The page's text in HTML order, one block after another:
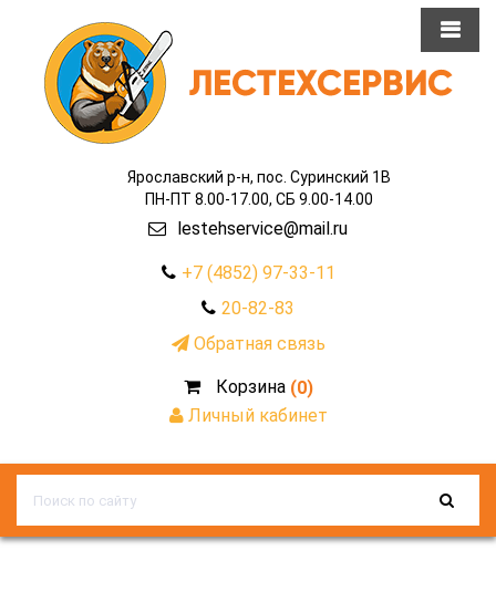
Ярославский р-н, пос. Суринский 1В
ПН-ПТ 8.00-17.00, СБ 9.00-14.00
lestehservice@mail.ru
+7 (4852) 97-33-11
20-82-83
Обратная связь
Корзина (0)
Личный кабинет